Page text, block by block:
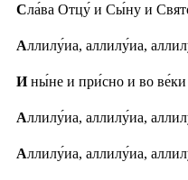
Сла́ва Отцу́ и Сы́ну и
Аллилу́иа, аллилу́иа,
Ины́не и при́сно и во
Аллилу́иа, аллилу́иа,
Аллилу́иа, аллилу́иа,